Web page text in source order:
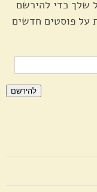
שלך כדי להירשם
על פוסטים חדשים
להירשם